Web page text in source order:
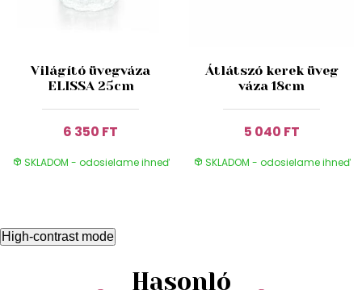
Világító üvegváza
ELISSA 25cm
6 350 FT
SKLADOM - odosielame ihneď
Átlátszó kerek üveg
váza 18cm
5 040 FT
SKLADOM - odosielame ihneď
High-contrast mode
Hasonló